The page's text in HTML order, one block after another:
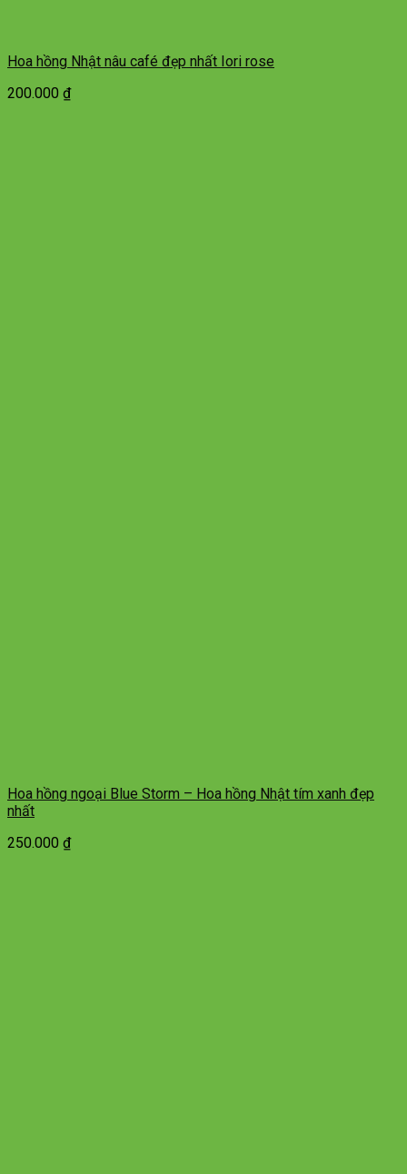
Hoa hồng Nhật nâu café đẹp nhất Iori rose
200.000 ₫
Hoa hồng ngoại Blue Storm – Hoa hồng Nhật tím xanh đẹp
nhất
250.000 ₫